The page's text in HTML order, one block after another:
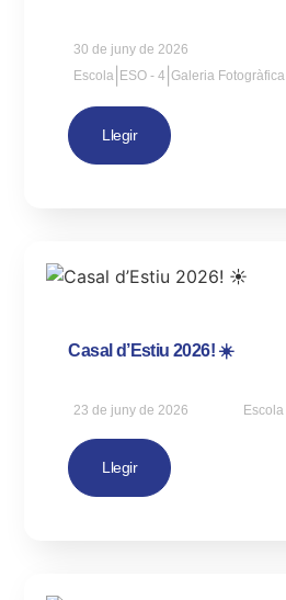
30 de juny de 2026
Escola ESO - 4 |Galeria Fotogràfica
Llegir
Casal d’Estiu 2026! ☀️
23 de juny de 2026 Escola
Llegir